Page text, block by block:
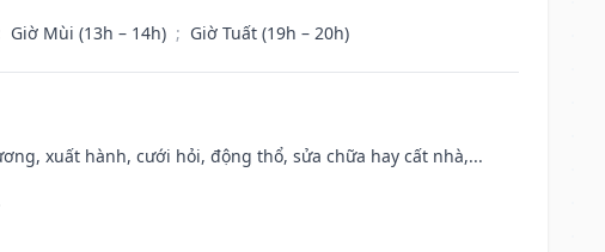
Giờ Mùi (13h – 14h) ; Giờ Tuất (19h – 20h)
xuất hành, cưới hỏi, động thổ, sửa chữa hay cất nhà,...